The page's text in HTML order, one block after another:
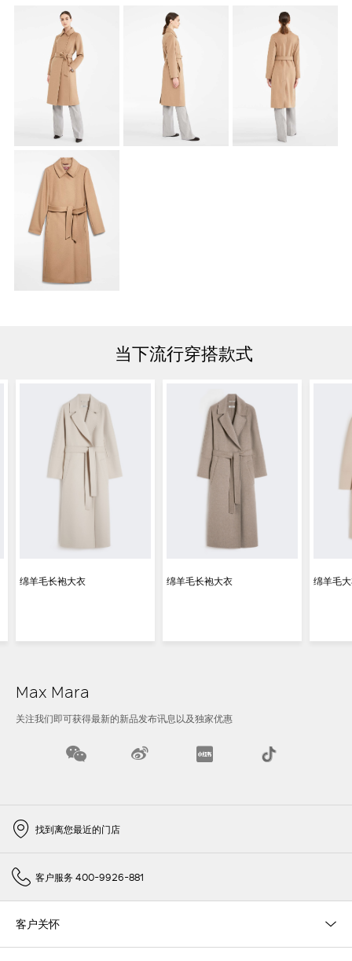
当下流行穿搭款式
绵羊毛长袍大衣 绵羊毛长袍大衣 绵羊毛
Max Mara
关注我们即可获得最新的新品发布讯息以及独家优惠
找到离您最近的门店
客户服务 400-9926-881
客户关怀